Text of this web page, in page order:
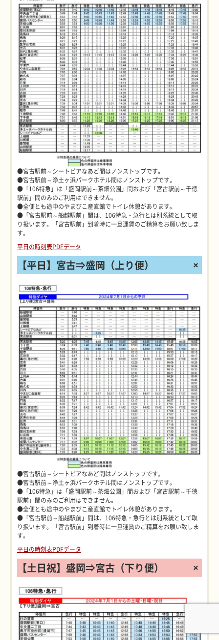
●宮古駅前～シートピアなあど間はノンストップです。
●宮古駅前～浄土ヶ浜パークホテル間はノンストップです。
●「106特急」は「盛岡駅前～茶畑公園」間および「宮古駅前～千徳
駅前」間のみのご利用はできません。
●全便とも途中のやまびこ産直館でトイレ休憩があります。
●「宮古駅前～船越駅前」間は、106特急・急行とは別系統として取
り扱います。「宮古駅前」到着時に一旦運賃のご精算をお願い致しま
す。
平日の時刻表PDFデータ
【平日】宮古⇒盛岡（上り便） +
●宮古駅前～シートピアなあど間はノンストップです。
●宮古駅前～浄土ヶ浜パークホテル間はノンストップです。
●「106特急」は「盛岡駅前～茶畑公園」間および「宮古駅前～千徳
駅前」間のみのご利用はできません。
●全便とも途中のやまびこ産直館でトイレ休憩があります。
●「宮古駅前～船越駅前」間は、106特急・急行とは別系統として取
り扱います。「宮古駅前」到着時に一旦運賃のご精算をお願い致しま
す。
平日の時刻表PDFデータ
【土日祝】盛岡⇒宮古（下り便） +